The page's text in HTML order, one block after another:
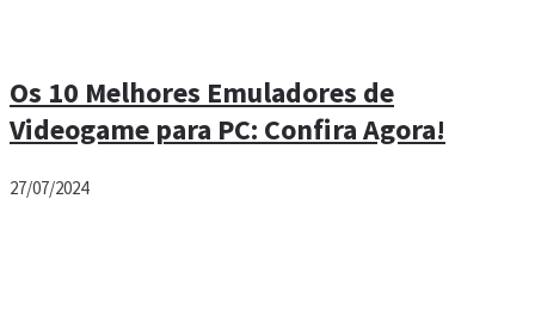
Os 10 Melhores Emuladores de
Videogame para PC: Confira Agora!
27/07/2024